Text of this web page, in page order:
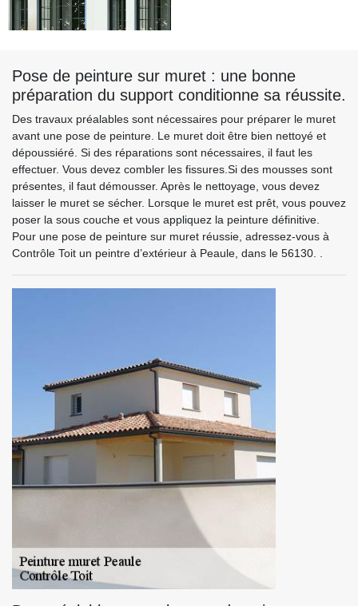
Pose de peinture sur muret : une bonne
préparation du support conditionne sa réussite.
Des travaux préalables sont nécessaires pour préparer le muret
avant une pose de peinture. Le muret doit être bien nettoyé et
dépoussiéré. Si des réparations sont nécessaires, il faut les
effectuer. Vous devez combler les fissures.Si des mousses sont
présentes, il faut démousser. Après le nettoyage, vous devez
laisser le muret se sécher. Lorsque le muret est prêt, vous pouvez
poser la sous couche et vous appliquez la peinture définitive.
Pour une pose de peinture sur muret réussie, adressez-vous à
Contrôle Toit un peintre d’extérieur à Peaule, dans le 56130. .